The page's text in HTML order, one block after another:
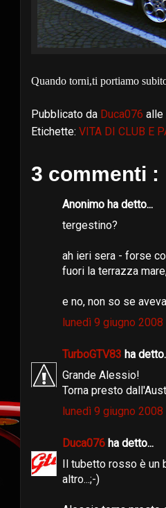
Quando torni,ti portiamo
Pubblicato da Duca076 alle
Etichette: VITA DI CLUB E
3 commenti :
Anonimo ha detto...
tergestino?
ah ieri sera - forse
fuori la terrazza
e no, non so se
lunedì 9 giugno
TurboGTV83 ha
Grande Alessio!
Torna presto
lunedì 9 giugno
Duca076 ha detto...
Il tubetto rosso è un
altro...;-)